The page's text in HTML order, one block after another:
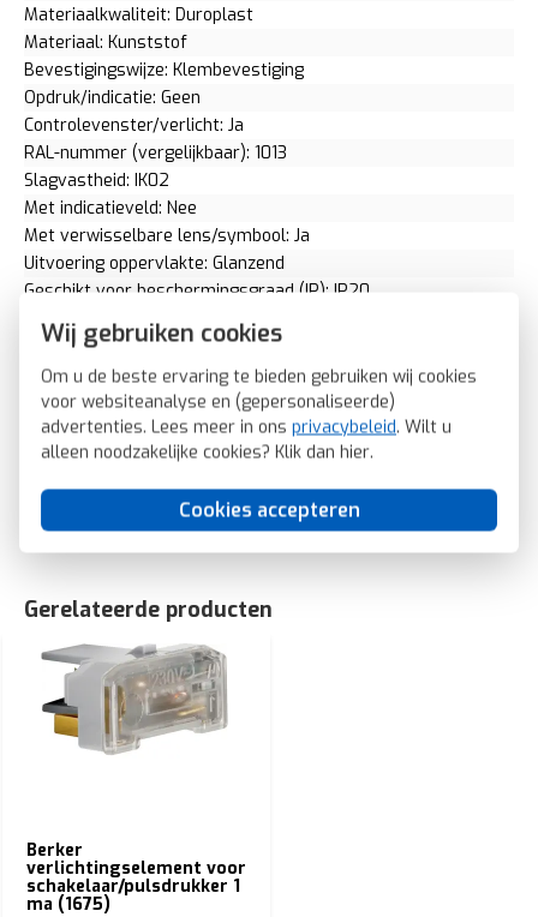
Wij gebruiken cookies
Om u de beste ervaring te bieden gebruiken wij cookies
voor websiteanalyse en (gepersonaliseerde)
advertenties. Lees meer in ons privacybeleid. Wilt u
alleen noodzakelijke cookies? Klik dan hier.
Cookies accepteren
Materiaalkwaliteit: Duroplast
Materiaal: Kunststof
Bevestigingswijze: Klembevestiging
Opdruk/indicatie: Geen
Controlevenster/verlicht: Ja
RAL-nummer (vergelijkbaar): 1013
Slagvastheid: IK02
Met indicatieveld: Nee
Met verwisselbare lens/symbool: Ja
Uitvoering oppervlakte: Glanzend
Geschikt voor beschermingsgraad (IP): IP20
Geschikt voor bussysteem-toetsaansluiting: Ja
Aftastsymbool / barrièrevrij: Nee
Antibacteriële behandeling: Nee
Berker schakelwip controlevenster S1/B3/B7 creme glans
(16218982)
SKU: Berker 16218982
EAN: 4011334277200
Gerelateerde producten
Berker
verlichtingselement voor
schakelaar/pulsdrukker 1
ma (1675)